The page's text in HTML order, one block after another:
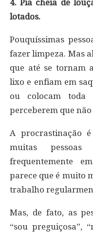
4. Pia cheia de
lotados.
Pouquíssimas
fazer limpeza. Mas
que até se tornam
lixo e enfiam em
ou colocam
perceberem que
A procrastinação
muitas
frequentemente
parece que é muito
trabalho
Mas, de fato, as
“sou preguiçosa”,